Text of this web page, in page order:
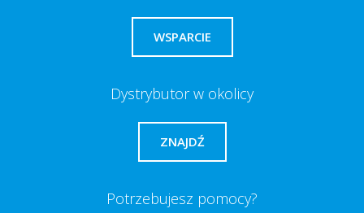
WSPARCIE
Dystrybutor w okolicy
ZNAJDŹ
Potrzebujesz pomocy?